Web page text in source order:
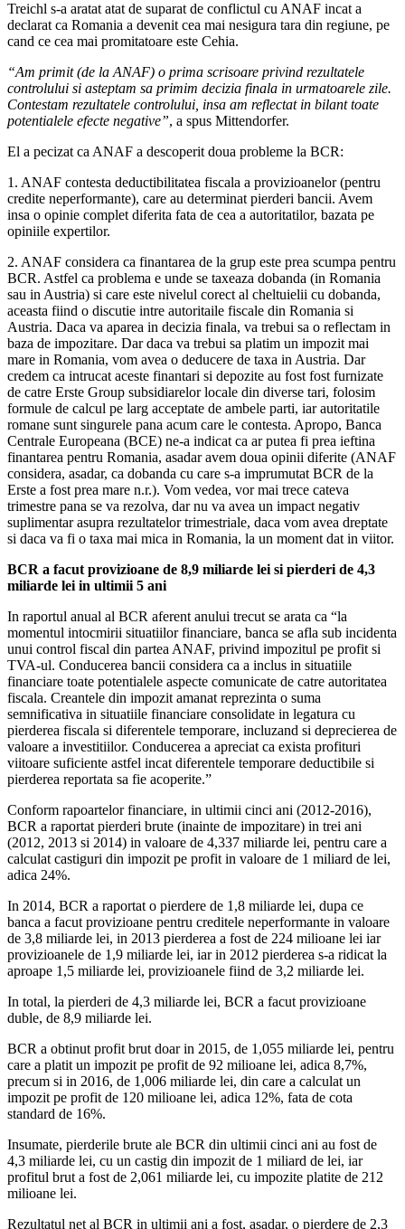
Treichl s-a aratat atat de suparat de conflictul cu ANAF incat a
declarat ca Romania a devenit cea mai nesigura tara din regiune, pe
cand ce cea mai promitatoare este Cehia.
“Am primit (de la ANAF) o prima scrisoare privind rezultatele
controlului si asteptam sa primim decizia finala in urmatoarele zile.
Contestam rezultatele controlului, insa am reflectat in bilant toate
potentialele efecte negative”, a spus Mittendorfer.
El a pecizat ca ANAF a descoperit doua probleme la BCR:
1. ANAF contesta deductibilitatea fiscala a provizioanelor (pentru
credite neperformante), care au determinat pierderi bancii. Avem
insa o opinie complet diferita fata de cea a autoritatilor, bazata pe
opiniile expertilor.
2. ANAF considera ca finantarea de la grup este prea scumpa pentru
BCR. Astfel ca problema e unde se taxeaza dobanda (in Romania
sau in Austria) si care este nivelul corect al cheltuielii cu dobanda,
aceasta fiind o discutie intre autoritaile fiscale din Romania si
Austria. Daca va aparea in decizia finala, va trebui sa o reflectam in
baza de impozitare. Dar daca va trebui sa platim un impozit mai
mare in Romania, vom avea o deducere de taxa in Austria. Dar
credem ca intrucat aceste finantari si depozite au fost fost furnizate
de catre Erste Group subsidiarelor locale din diverse tari, folosim
formule de calcul pe larg acceptate de ambele parti, iar autoritatile
romane sunt singurele pana acum care le contesta. Apropo, Banca
Centrale Europeana (BCE) ne-a indicat ca ar putea fi prea ieftina
finantarea pentru Romania, asadar avem doua opinii diferite (ANAF
considera, asadar, ca dobanda cu care s-a imprumutat BCR de la
Erste a fost prea mare n.r.). Vom vedea, vor mai trece cateva
trimestre pana se va rezolva, dar nu va avea un impact negativ
suplimentar asupra rezultatelor trimestriale, daca vom avea dreptate
si daca va fi o taxa mai mica in Romania, la un moment dat in viitor.
BCR a facut provizioane de 8,9 miliarde lei si pierderi de 4,3
miliarde lei in ultimii 5 ani
In raportul anual al BCR aferent anului trecut se arata ca “la
momentul intocmirii situatiilor financiare, banca se afla sub incidenta
unui control fiscal din partea ANAF, privind impozitul pe profit si
TVA-ul. Conducerea bancii considera ca a inclus in situatiile
financiare toate potentialele aspecte comunicate de catre autoritatea
fiscala. Creantele din impozit amanat reprezinta o suma
semnificativa in situatiile financiare consolidate in legatura cu
pierderea fiscala si diferentele temporare, incluzand si deprecierea de
valoare a investitiilor. Conducerea a apreciat ca exista profituri
viitoare suficiente astfel incat diferentele temporare deductibile si
pierderea reportata sa fie acoperite.”
Conform rapoartelor financiare, in ultimii cinci ani (2012-2016),
BCR a raportat pierderi brute (inainte de impozitare) in trei ani
(2012, 2013 si 2014) in valoare de 4,337 miliarde lei, pentru care a
calculat castiguri din impozit pe profit in valoare de 1 miliard de lei,
adica 24%.
In 2014, BCR a raportat o pierdere de 1,8 miliarde lei, dupa ce
banca a facut provizioane pentru creditele neperformante in valoare
de 3,8 miliarde lei, in 2013 pierderea a fost de 224 milioane lei iar
provizioanele de 1,9 miliarde lei, iar in 2012 pierderea s-a ridicat la
aproape 1,5 miliarde lei, provizioanele fiind de 3,2 miliarde lei.
In total, la pierderi de 4,3 miliarde lei, BCR a facut provizioane
duble, de 8,9 miliarde lei.
BCR a obtinut profit brut doar in 2015, de 1,055 miliarde lei, pentru
care a platit un impozit pe profit de 92 milioane lei, adica 8,7%,
precum si in 2016, de 1,006 miliarde lei, din care a calculat un
impozit pe profit de 120 milioane lei, adica 12%, fata de cota
standard de 16%.
Insumate, pierderile brute ale BCR din ultimii cinci ani au fost de
4,3 miliarde lei, cu un castig din impozit de 1 miliard de lei, iar
profitul brut a fost de 2,061 miliarde lei, cu impozite platite de 212
milioane lei.
Rezultatul net al BCR in ultimii ani a fost, asadar, o pierdere de 2,3